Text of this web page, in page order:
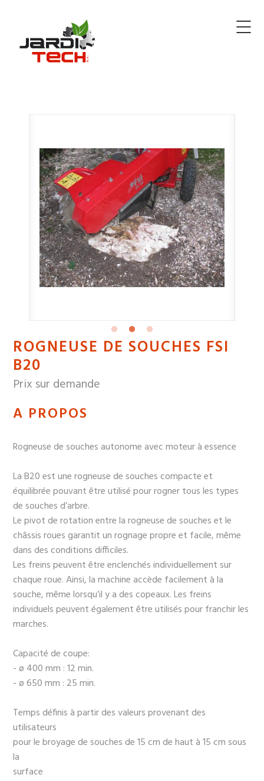
Jarditech
ROGNEUSE DE SOUCHES FSI
B20
Prix sur demande
A PROPOS
Rogneuse de souches autonome avec moteur à essence
La B20 est une rogneuse de souches compacte et
équilibrée pouvant être utilisé pour rogner tous les types
de souches d’arbre.
Le pivot de rotation entre la rogneuse de souches et le
châssis roues garantit un rognage propre et facile, même
dans des conditions difficiles.
Les freins peuvent être enclenchés individuellement sur
chaque roue. Ainsi, la machine accède facilement à la
souche, même lorsqu’il y a des copeaux. Les freins
individuels peuvent également être utilisés pour franchir les
marches.
Capacité de coupe:
- ø 400 mm : 12 min.
- ø 650 mm : 25 min.
Temps définis à partir des valeurs provenant des
utilisateurs
pour le broyage de souches de 15 cm de haut à 15 cm sous
la
surface